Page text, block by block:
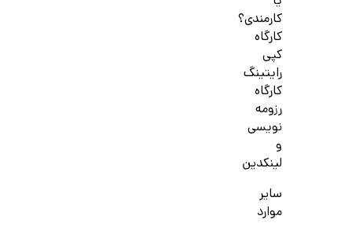
کارمندی؟
کارگاه
کپی
رایتینگ
کارگاه
رزومه
نویسی
و
لینکدین
سایر
موارد